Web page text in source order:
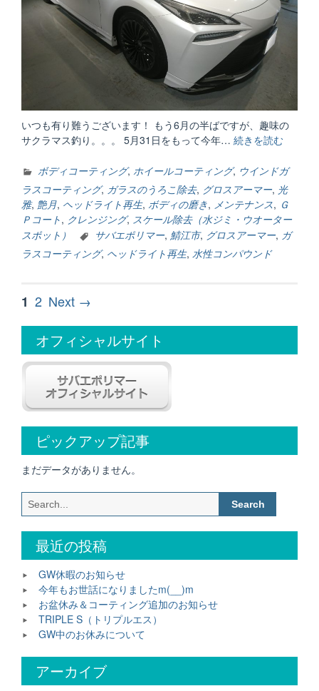
いつも有り難うございます！ もう6月の半ばですが、趣味の
サクラマス釣り。。。 5月31日をもって今年… 続きを読む
入
り？”
ボディコーティング, ホイールコーティング, ウインドガ
ラスコーティング, ガラスのうろこ除去, グロスアーマー, 光
雅, 艶月, ヘッドライト再生, ボディの磨き, メンテナンス, Ｇ
Ｐコート, クレンジング, スケール除去（水ジミ・ウオーター
スポット）
サバエポリマー, 鯖江市, グロスアーマー, ガ
ラスコーティング, ヘッドライト再生, 水性コンパウンド
投
稿
ナ
ビ
ー
シ
ョ
ン
Page
1 Page
2 Next →
オフィシャルサイト
ピックアップ記事
まだデータがありません。
Search
for:
最近の投稿
GW休暇のお知らせ
今年もお世話になりましたm(__)m
お盆休み＆コーティング追加のお知らせ
TRIPLE S（トリプルエス）
GW中のお休みについて
アーカイブ